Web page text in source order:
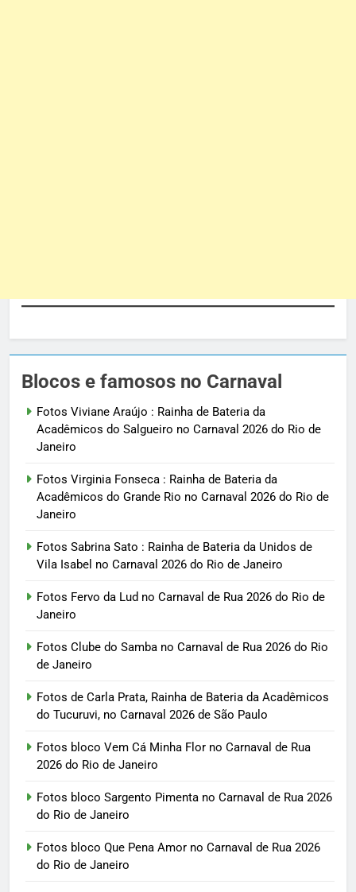
Blocos e famosos no Carnaval
Fotos Viviane Araújo : Rainha de Bateria da
Acadêmicos do Salgueiro no Carnaval 2026 do Rio de
Janeiro
Fotos Virginia Fonseca : Rainha de Bateria da
Acadêmicos do Grande Rio no Carnaval 2026 do Rio de
Janeiro
Fotos Sabrina Sato : Rainha de Bateria da Unidos de
Vila Isabel no Carnaval 2026 do Rio de Janeiro
Fotos Fervo da Lud no Carnaval de Rua 2026 do Rio de
Janeiro
Fotos Clube do Samba no Carnaval de Rua 2026 do Rio
de Janeiro
Fotos de Carla Prata, Rainha de Bateria da Acadêmicos
do Tucuruvi, no Carnaval 2026 de São Paulo
Fotos bloco Vem Cá Minha Flor no Carnaval de Rua
2026 do Rio de Janeiro
Fotos bloco Sargento Pimenta no Carnaval de Rua 2026
do Rio de Janeiro
Fotos bloco Que Pena Amor no Carnaval de Rua 2026
do Rio de Janeiro